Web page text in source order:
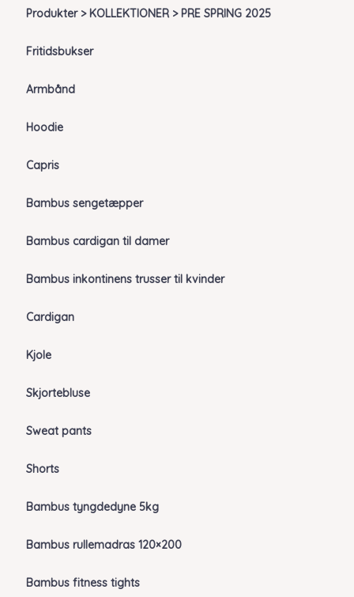
Produkter > KOLLEKTIONER > PRE SPRING 2025
Fritidsbukser
Armbånd
Hoodie
Capris
Bambus sengetæpper
Bambus cardigan til damer
Bambus inkontinens trusser til kvinder
Cardigan
Kjole
Skjortebluse
Sweat pants
Shorts
Bambus tyngdedyne 5kg
Bambus rullemadras 120×200
Bambus fitness tights